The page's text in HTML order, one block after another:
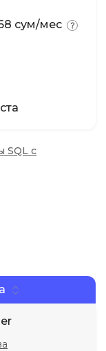
сум/мес
SQL с